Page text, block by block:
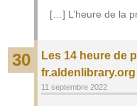
[…] L’heure de la
30
Les 14 heure de
fr.aldenlibrary.org
11 septembre 2022